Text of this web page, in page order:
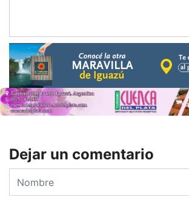
Dejar un comentario